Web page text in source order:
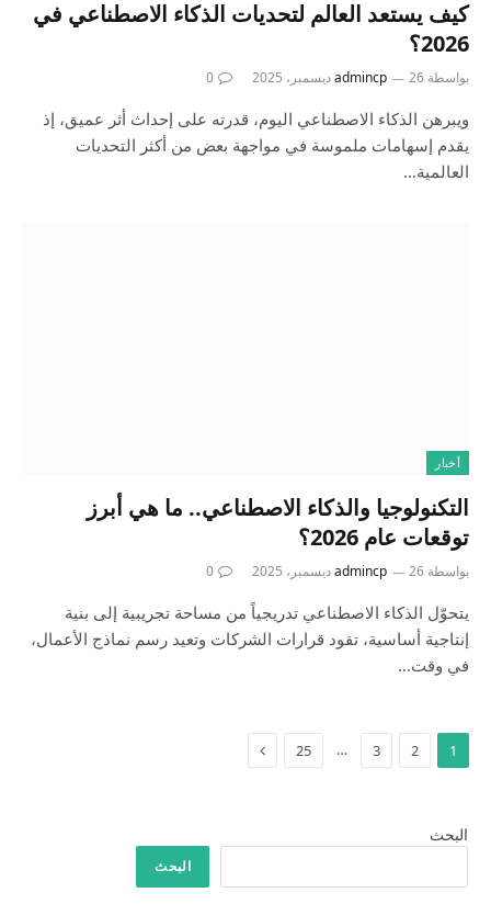
كيف يستعد العالم لتحديات الذكاء الاصطناعي في
2026؟
بواسطة admincp 26 ديسمبر، 2025 0
ويبرهن الذكاء الاصطناعي اليوم، قدرته على إحداث أثر عميق، إذ
يقدم إسهامات ملموسة في مواجهة بعض من أكثر التحديات
العالمية…
أخبار
التكنولوجيا والذكاء الاصطناعي.. ما هي أبرز
توقعات عام 2026؟
بواسطة admincp 26 ديسمبر، 2025 0
يتحوّل الذكاء الاصطناعي تدريجياً من مساحة تجريبية إلى بنية
إنتاجية أساسية، تقود قرارات الشركات وتعيد رسم نماذج الأعمال،
في وقت…
1
2
3
…
25 التالي
البحث
البحث